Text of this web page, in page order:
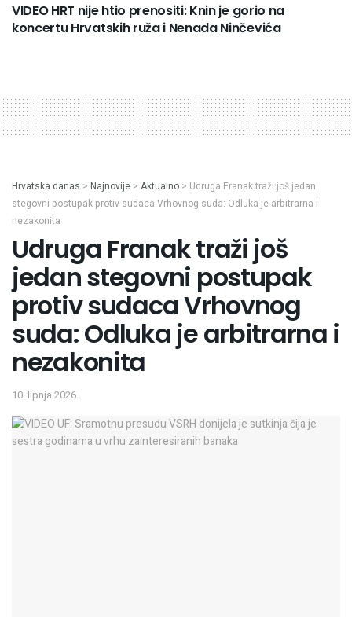
VIDEO HRT nije htio prenositi: Knin je gorio na
koncertu Hrvatskih ruža i Nenada Ninčevića
Hrvatska danas > Najnovije > Aktualno > Udruga Franak traži još jedan
stegovni postupak protiv sudaca Vrhovnog suda: Odluka je arbitrarna i
nezakonita
Udruga Franak traži još
jedan stegovni postupak
protiv sudaca Vrhovnog
suda: Odluka je arbitrarna i
nezakonita
10. lipnja 2026.